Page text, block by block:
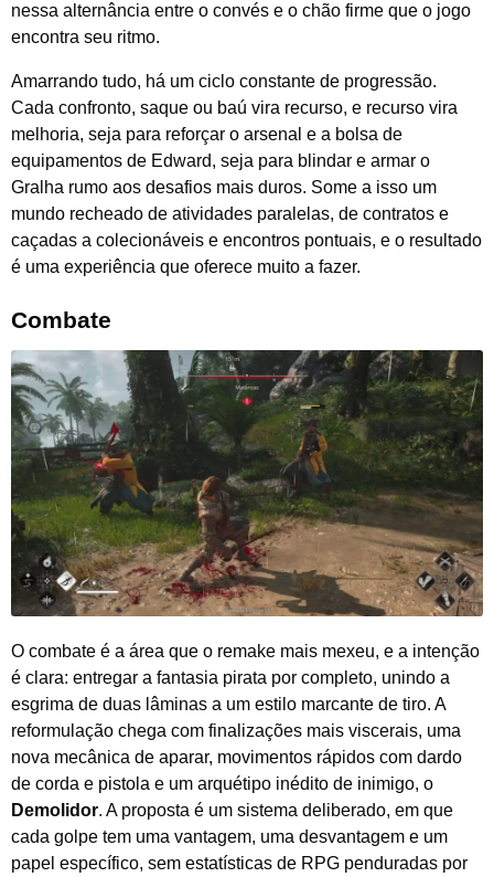
nessa alternância entre o convés e o chão firme que o jogo
encontra seu ritmo.
Amarrando tudo, há um ciclo constante de progressão.
Cada confronto, saque ou baú vira recurso, e recurso vira
melhoria, seja para reforçar o arsenal e a bolsa de
equipamentos de Edward, seja para blindar e armar o
Gralha rumo aos desafios mais duros. Some a isso um
mundo recheado de atividades paralelas, de contratos e
caçadas a colecionáveis e encontros pontuais, e o resultado
é uma experiência que oferece muito a fazer.
Combate
O combate é a área que o remake mais mexeu, e a intenção
é clara: entregar a fantasia pirata por completo, unindo a
esgrima de duas lâminas a um estilo marcante de tiro. A
reformulação chega com finalizações mais viscerais, uma
nova mecânica de aparar, movimentos rápidos com dardo
de corda e pistola e um arquétipo inédito de inimigo, o
Demolidor. A proposta é um sistema deliberado, em que
cada golpe tem uma vantagem, uma desvantagem e um
papel específico, sem estatísticas de RPG penduradas por